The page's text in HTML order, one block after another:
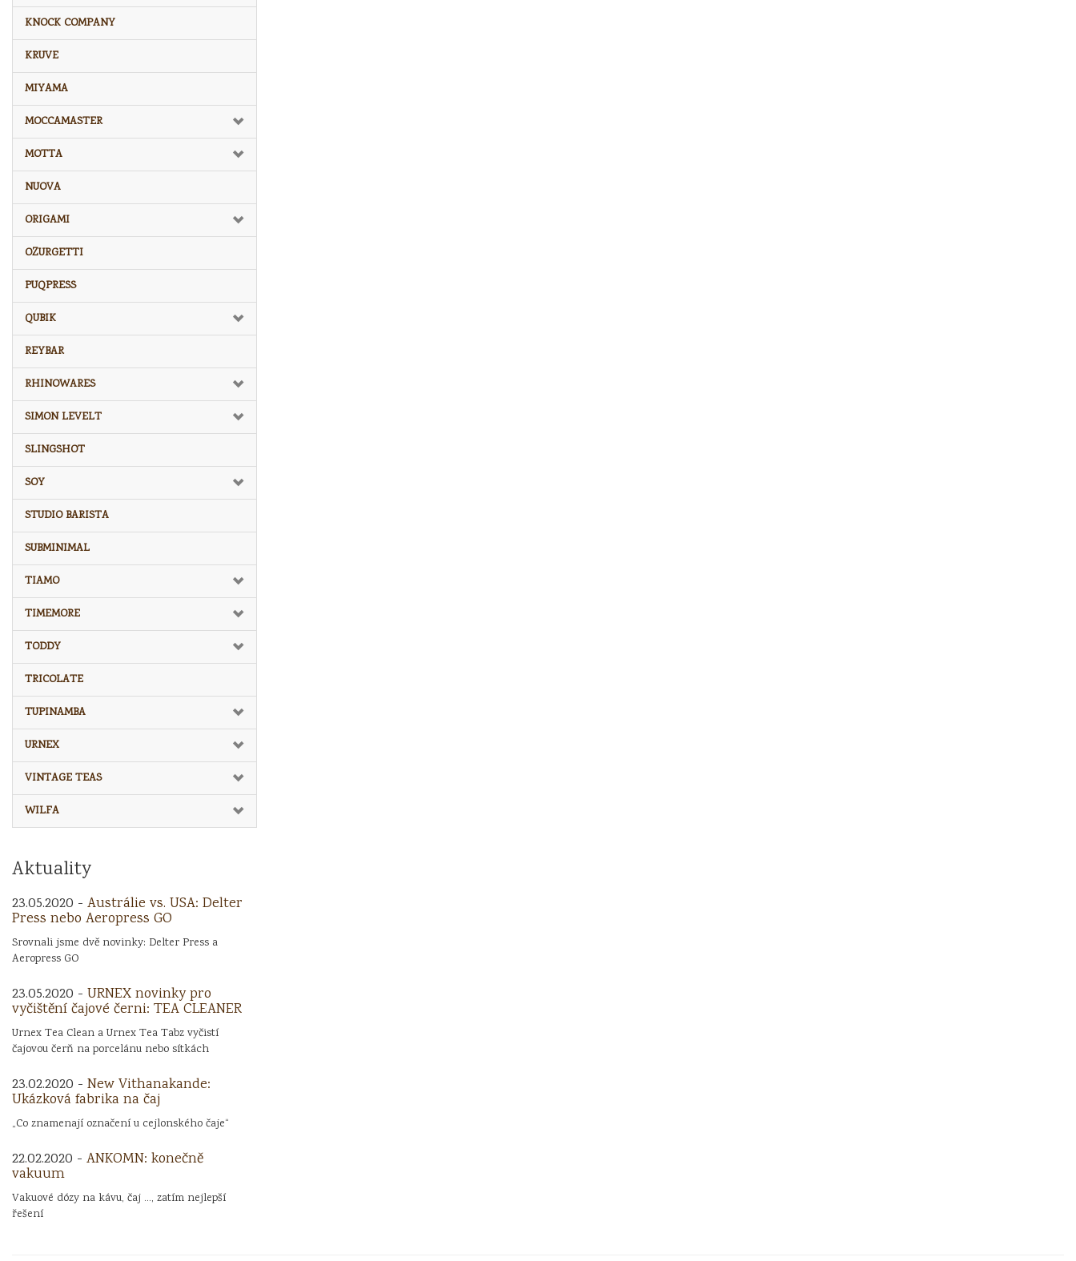
KNOCK COMPANY
KRUVE
MIYAMA
MOCCAMASTER
MOTTA
NUOVA
ORIGAMI
OZURGETTI
PUQPRESS
QUBIK
REYBAR
RHINOWARES
SIMON LEVELT
SLINGSHOT
SOY
STUDIO BARISTA
SUBMINIMAL
TIAMO
TIMEMORE
TODDY
TRICOLATE
TUPINAMBA
URNEX
VINTAGE TEAS
WILFA
Aktuality
23.05.2020 - Austrálie vs. USA: Delter
Press nebo Aeropress GO
Srovnali jsme dvě novinky: Delter Press a
Aeropress GO
23.05.2020 - URNEX novinky pro
vyčištění čajové černi: TEA CLEANER
Urnex Tea Clean a Urnex Tea Tabz vyčistí
čajovou čerň na porcelánu nebo sítkách
23.02.2020 - New Vithanakande:
Ukázková fabrika na čaj
„Co znamenají označení u cejlonského čaje“
22.02.2020 - ANKOMN: konečně
vakuum
Vakuové dózy na kávu, čaj ..., zatím nejlepší
řešení